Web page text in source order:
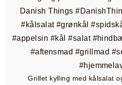
Grillet kylling med kålsalat